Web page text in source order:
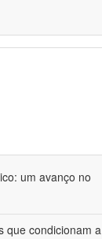
um avanço no
que condicionam a